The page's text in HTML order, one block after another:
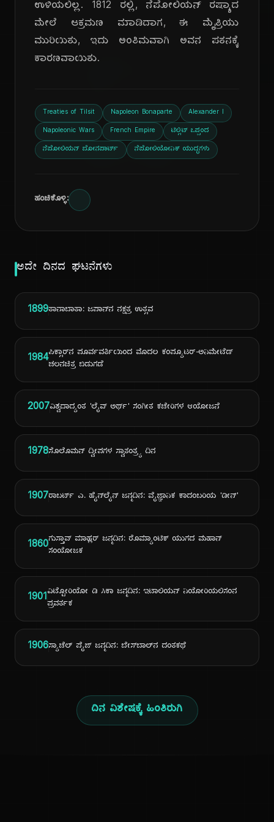
ದಿ
ಉಳಿಯಲಿಲ್ಲ. 1812 ರಲ್ಲಿ, ನೆಪೋಲಿಯನ್ ರಷ್ಯಾದ
ಮೇಲೆ ಆಕ್ರಮಣ ಮಾಡಿದಾಗ, ಈ ಮೈತ್ರಿಯು
ಮುರಿಯಿತು, ಇದು ಅಂತಿಮವಾಗಿ ಅವನ ಪತನಕ್ಕೆ
ಕಾರಣವಾಯಿತು.
Treaties of Tilsit Napoleon Bonaparte Alexander I
Napoleonic Wars French Empire ಟಿಲ್ಸಿಟ್ ಒಪ್ಪಂದ
ನೆಪೋಲಿಯನ್ ಬೋನಪಾರ್ಟ್ ನೆಪೋಲಿಯೋನಿಕ್ ಯುದ್ಧಗಳು
ಹಂಚಿಕೊಳ್ಳಿ:
ಅದೇ ದಿನದ ಘಟನೆಗಳು
1899ತಾನಾಬಾತಾ: ಜಪಾನ್‌ನ ನಕ್ಷತ್ರ ಉತ್ಸವ
1984ಪಿಕ್ಸಾರ್‌ನ ಪೂರ್ವವರ್ತಿಯಿಂದ ಮೊದಲ ಕಂಪ್ಯೂಟರ್-ಅನಿಮೇಟೆಡ್
ಚಲನಚಿತ್ರ ಬಿಡುಗಡೆ
2007ವಿಶ್ವದಾದ್ಯಂತ 'ಲೈವ್ ಅರ್ಥ್' ಸಂಗೀತ ಕಚೇರಿಗಳ ಆಯೋಜನೆ
1978ಸೊಲೊಮನ್ ದ್ವೀಪಗಳ ಸ್ವಾತಂತ್ರ್ಯ ದಿನ
1907ರಾಬರ್ಟ್ ಎ. ಹೈನ್‌ಲೈನ್ ಜನ್ಮದಿನ: ವೈಜ್ಞಾನಿಕ ಕಾದಂಬರಿಯ 'ಡೀನ್'
1860ಗುಸ್ತಾವ್ ಮಾಹ್ಲರ್ ಜನ್ಮದಿನ: ರೊಮ್ಯಾಂಟಿಕ್ ಯುಗದ ಮಹಾನ್
ಸಂಯೋಜಕ
1901ವಿಟ್ಟೋರಿಯೋ ಡಿ ಸಿಕಾ ಜನ್ಮದಿನ: ಇಟಾಲಿಯನ್ ನಿಯೋರಿಯಲಿಸಂನ
ಪ್ರವರ್ತಕ
1906ಸ್ಯಾಚೆಲ್ ಪೈಜ್ ಜನ್ಮದಿನ: ಬೇಸ್‌ಬಾಲ್‌ನ ದಂತಕಥೆ
ದಿನ ವಿಶೇಷಕ್ಕೆ ಹಿಂತಿರುಗಿ